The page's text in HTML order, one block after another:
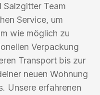
Salzgitter Team
Service, um
wie möglich zu
Verpackung
Transport bis zur
neuen Wohnung
Unsere erfahrenen